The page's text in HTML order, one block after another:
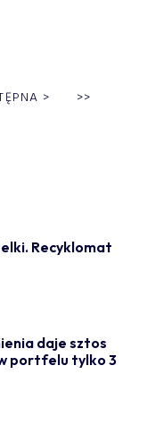
> >>
Recyklomat
daje sztos
portfelu tylko 3